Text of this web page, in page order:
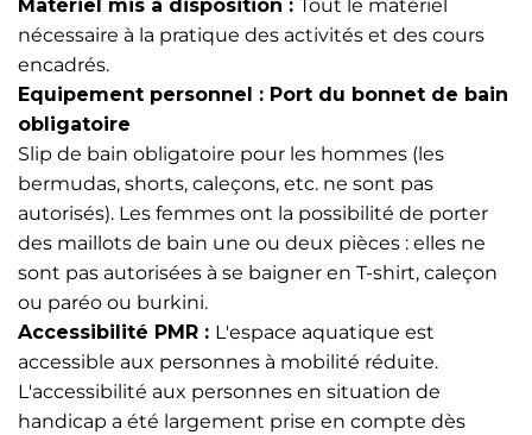
Matériel mis à disposition : Tout le matériel
nécessaire à la pratique des activités et des cours
encadrés.
Equipement personnel : Port du bonnet de bain
obligatoire
Slip de bain obligatoire pour les hommes (les
bermudas, shorts, caleçons, etc. ne sont pas
autorisés). Les femmes ont la possibilité de porter
des maillots de bain une ou deux pièces : elles ne
sont pas autorisées à se baigner en T-shirt, caleçon
ou paréo ou burkini.
Accessibilité PMR : L'espace aquatique est
accessible aux personnes à mobilité réduite.
L'accessibilité aux personnes en situation de
handicap a été largement prise en compte dès